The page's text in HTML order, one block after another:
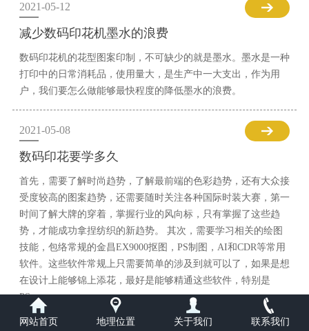
2021-05-12
减少数码印花机墨水的浪费
数码印花机的花型图案印制，不可缺少的就是墨水。墨水是一种
打印中的日常消耗品，使用量大，是生产中一大支出，作为用
户，我们要怎么做能够最快程度的降低墨水的浪费。
2021-05-08
数码印花要学多久
首先，需要了解时尚趋势，了解最前端的色彩趋势，还有大众接
受度较高的图案趋势，还需要随时关注各种国际时装大赛，第一
时间了解大牌的穿着，掌握行业的风向标，只有掌握了这些趋
势，才能成功拿捏纺织的新趋势。 其次，需要学习相关的绘图
技能，包络常规的金昌EX9000抠图，PS制图，AI和CDR等常用
软件。这些软件常规上只需要简单的涉及到就可以了，如果是想
在设计上能够锦上添花，最好是能够精通这些软件，特别是
PS。
网站首页 地理位置 关于我们 联系我们